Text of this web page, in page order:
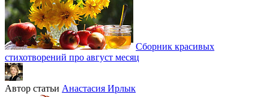
Сборник красивых
стихотворений про август месяц
Автор статьи Анастасия Ирлык